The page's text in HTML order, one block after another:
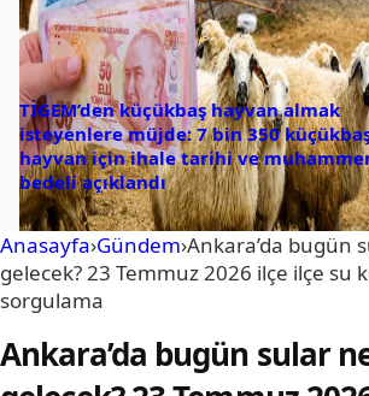
TİGEM’den küçükbaş hayvan almak
isteyenlere müjde: 7 bin 350
hayvan için ihale tarihi ve
bedeli açıklandı
Anasayfa›Gündem›Ankara’da bugün
gelecek? 23 Temmuz 2026 ilçe ilçe su
sorgulama
Ankara’da bugün sular